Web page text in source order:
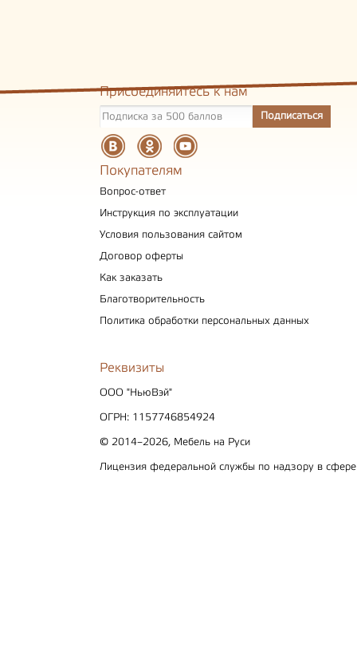
Присоединяйтесь к нам
Покупателям
Вопрос-ответ
Инструкция по эксплуатации
Условия пользования сайтом
Договор оферты
Как заказать
Благотворительность
Политика обработки персональных данных
Реквизиты
ООО "НьюВэй"
ОГРН: 1157746854924
© 2014–2026, Мебель на Руси
Лицензия федеральной службы по надзору в